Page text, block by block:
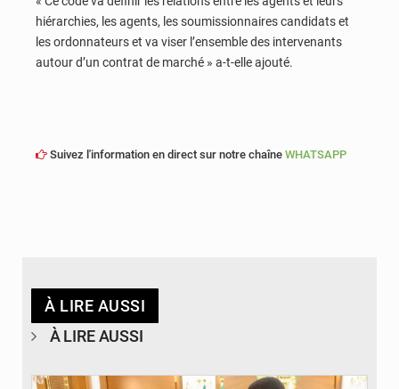
hiérarchies, les agents, les soumissionnaires candidats et
les ordonnateurs et va viser l’ensemble des intervenants
autour d’un contrat de marché » a-t-elle ajouté.
Suivez l'information en direct sur notre chaîne WHATSAPP
À LIRE AUSSI
À LIRE AUSSI